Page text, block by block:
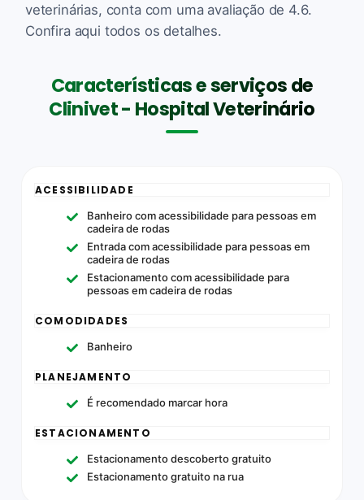
veterinárias, conta com uma avaliação de 4.6.
Confira aqui todos os detalhes.
Características e serviços de
Clinivet - Hospital Veterinário
ACESSIBILIDADE
Banheiro com acessibilidade para pessoas em
cadeira de rodas
Entrada com acessibilidade para pessoas em
cadeira de rodas
Estacionamento com acessibilidade para
pessoas em cadeira de rodas
COMODIDADES
Banheiro
PLANEJAMENTO
É recomendado marcar hora
ESTACIONAMENTO
Estacionamento descoberto gratuito
Estacionamento gratuito na rua